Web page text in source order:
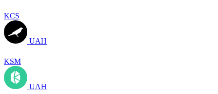
KCS
UAH
KSM
UAH